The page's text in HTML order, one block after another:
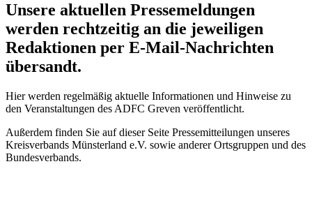
Unsere aktuellen Pressemeldungen
werden rechtzeitig an die jeweiligen
Redaktionen per E-Mail-Nachrichten
übersandt.
Hier werden regelmäßig aktuelle Informationen und Hinweise zu
den Veranstaltungen des ADFC Greven veröffentlicht.
Außerdem finden Sie auf dieser Seite Pressemitteilungen unseres
Kreisverbands Münsterland e.V. sowie anderer Ortsgruppen und des
Bundesverbands.